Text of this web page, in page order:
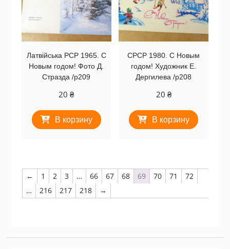
Латвійська РСР 1965. С
Новым годом! Фото Д.
Стразда /р209
20₴
В корзину
СРСР 1980. С Новым
годом! Художник Е.
Дергилева /р208
20 ₴
В корзину
← 1 2 3 … 66 67 68 69 70 71
72
…
216 217 218 →